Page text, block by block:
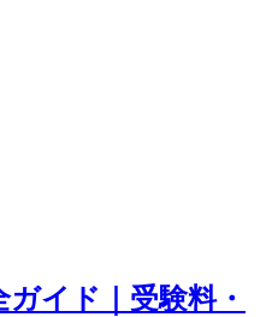
イド｜受験料・